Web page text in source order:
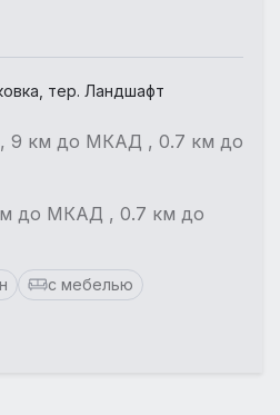
тер. Ландшафт
, 9 км до МКАД , 0.7 км до
до МКАД , 0.7 км до
с мебелью